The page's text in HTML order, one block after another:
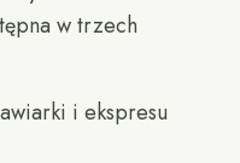
w trzech
i ekspresu